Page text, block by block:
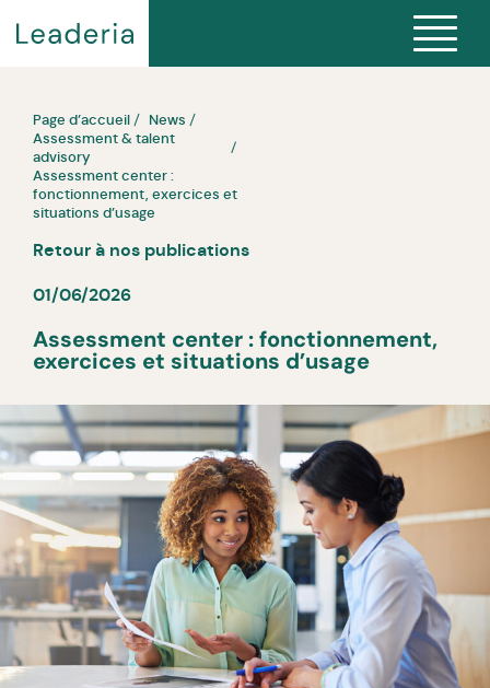
Page d’accueil
News
Assessment & talent
advisory
Assessment center :
fonctionnement, exercices et
situations d’usage
Retour à nos publications
01/06/2026
Assessment center : fonctionnement,
exercices et situations d’usage